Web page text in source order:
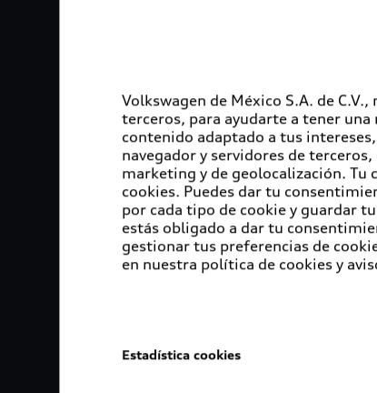
Volkswagen de México S.A. de
terceros, para ayudarte a tener
contenido adaptado a tus
navegador y servidores de
marketing y de geolocalización.
cookies. Puedes dar tu
por cada tipo de cookie y guardar
estás obligado a dar tu
gestionar tus preferencias de
en nuestra política de cookies y
Estadística cookies